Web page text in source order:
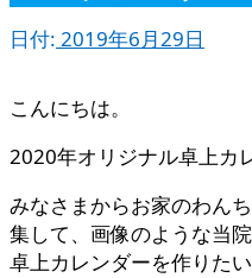
日付: 2019年6月29日
こんにちは。
2020年オリジナル卓上カ
みなさまからお家のわん
集して、画像のような当
卓上カレンダーを作りた